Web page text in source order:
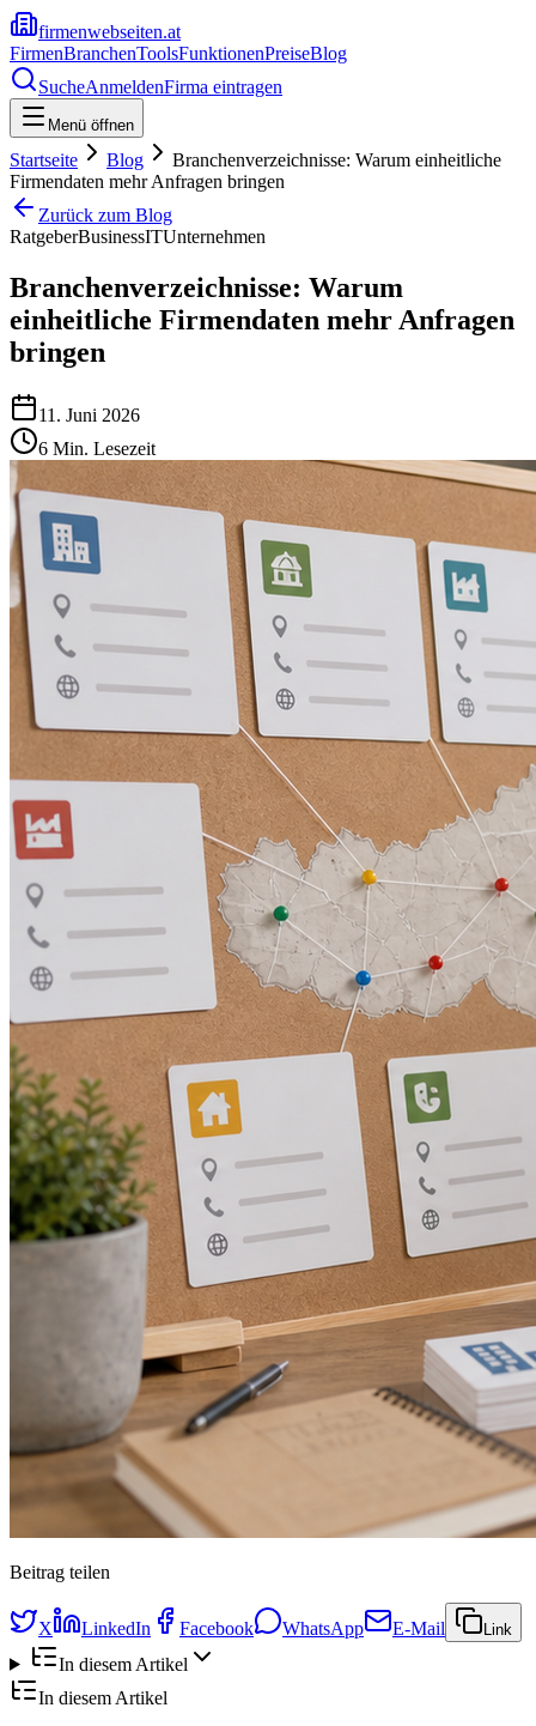
firmenwebseiten.at
FirmenBranchenToolsFunktionenPreiseBlog
SucheAnmeldenFirma eintragen
Menü öffnen
Startseite Blog
Branchenverzeichnisse: Warum einheitliche
Firmendaten mehr Anfragen bringen
Zurück zum Blog
RatgeberBusinessITUnternehmen
Branchenverzeichnisse: Warum
einheitliche Firmendaten mehr Anfragen
bringen
11. Juni 2026
6 Min. Lesezeit
Beitrag teilen
X LinkedIn Facebook WhatsApp E-Mail Link
In diesem Artikel
In diesem Artikel